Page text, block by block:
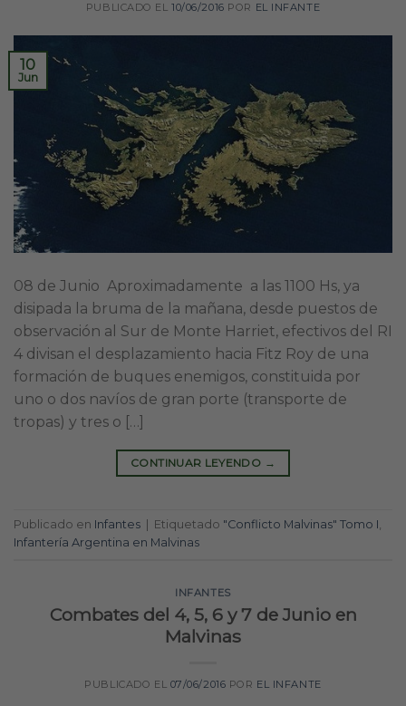
PUBLICADO EL10/06/2016 POR EL INFANTE
10
Jun
08 de Junio Aproximadamente a las 1100 Hs, ya
disipada la bruma de la mañana, desde puestos de
observación al Sur de Monte Harriet, efectivos del RI
4 divisan el desplazamiento hacia Fitz Roy de una
formación de buques enemigos, constituida por
uno o dos navíos de gran porte (transporte de
tropas) y tres o […]
CONTINUAR LEYENDO →
Publicado en Infantes Etiquetado "Conflicto Malvinas" Tomo I,
Infantería Argentina en Malvinas
INFANTES
Combates del 4, 5, 6 y 7 de Junio en
Malvinas
PUBLICADO EL 07/06/2016 POR EL INFANTE